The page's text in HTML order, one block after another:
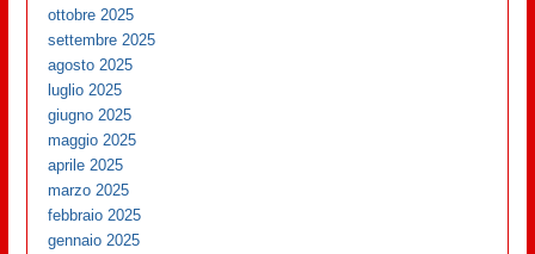
ottobre 2025
settembre 2025
agosto 2025
luglio 2025
giugno 2025
maggio 2025
aprile 2025
marzo 2025
febbraio 2025
gennaio 2025